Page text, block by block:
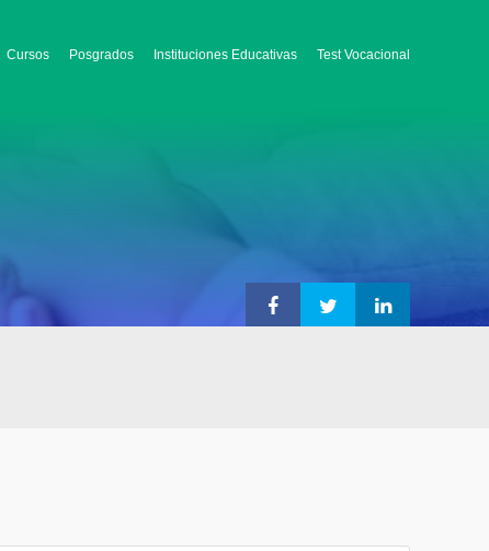
Cursos Posgrados Instituciones Educativas Test Vocacional